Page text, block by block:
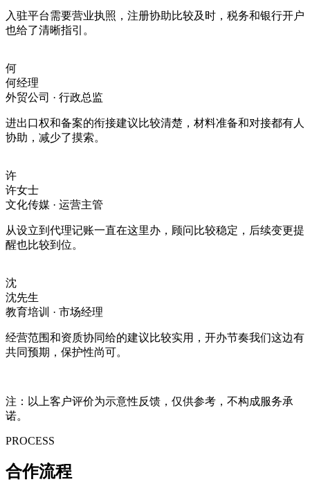
入驻平台需要营业执照，注册协助比较及时，税务和银行开户
也给了清晰指引。
何
何经理
外贸公司 · 行政总监
进出口权和备案的衔接建议比较清楚，材料准备和对接都有人
协助，减少了摸索。
许
许女士
文化传媒 · 运营主管
从设立到代理记账一直在这里办，顾问比较稳定，后续变更提
醒也比较到位。
沈
沈先生
教育培训 · 市场经理
经营范围和资质协同给的建议比较实用，开办节奏我们这边有
共同预期，保护性尚可。
注：以上客户评价为示意性反馈，仅供参考，不构成服务承
诺。
PROCESS
合作流程